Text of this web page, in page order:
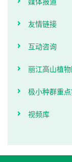
友情链接
互动咨询
丽江高山植
极小种群重
视频库